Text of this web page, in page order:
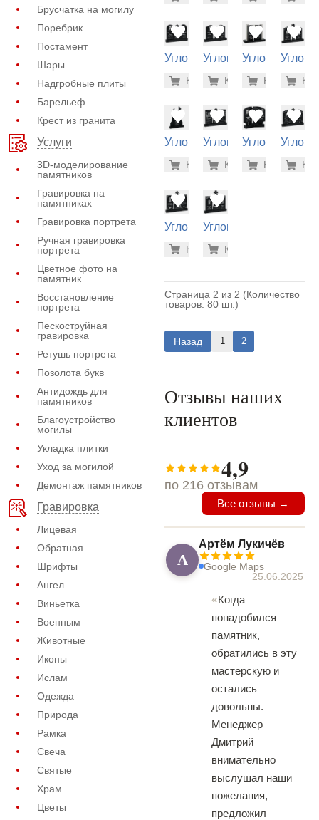
Брусчатка на могилу
Поребрик
Постамент
Шары
Надгробные плиты
Барельеф
Крест из гранита
Услуги
3D-моделирование
памятников
Гравировка на
памятниках
Гравировка портрета
Ручная гравировка
портрета
Цветное фото на
памятник
Восстановление
портрета
Пескоструйная
гравировка
Ретушь портрета
Позолота букв
Антидождь для
памятников
Благоустройство
могилы
Укладка плитки
Уход за могилой
Демонтаж памятников
Гравировка
Лицевая
Обратная
Шрифты
Ангел
Виньетка
Военным
Животные
Иконы
Ислам
Одежда
Природа
Рамка
Свеча
Святые
Храм
Цветы
Угловой
(30-192)
-7% 81.700
Купить
Угловой
(30-168)
-7%
Купить
Угловой
(30-218)
-
Купить(30-
Угловой
(30-210)
-7% 84.700
Купить
Угловой
(30-176)
-7%
Купить
Угловой
(30-208)
-
Купить(30-
Угловой
(30-182)
-7%
Купить
Угловой
(30-180)
Купить
Страница 2 из 2 (Количество
товаров: 80 шт.)
Назад 1 2
Отзывы наших
клиентов
4,9
по 216 отзывам
Все отзывы →
А
Артём Лукичёв
Google Maps
25.06.2025
Когда
понадобился
памятник,
обратились в эту
мастерскую и
остались
довольны.
Менеджер
Дмитрий
внимательно
выслушал наши
пожелания,
предложил